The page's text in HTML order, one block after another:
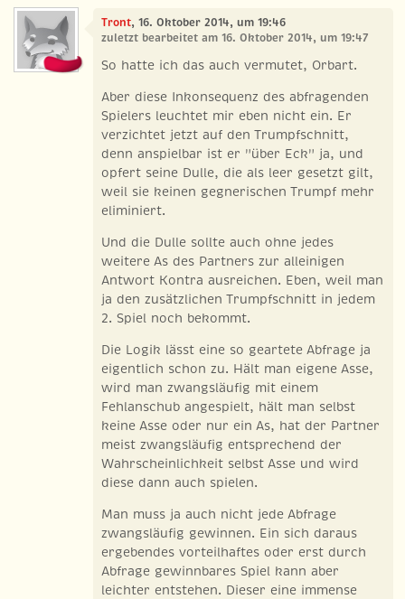
Tront, 16. Oktober 2014, um 19:46
zuletzt bearbeitet am 16. Oktober 2014, um 19:47
So hatte ich das auch vermutet, Orbart.
Aber diese Inkonsequenz des abfragenden
Spielers leuchtet mir eben nicht ein. Er
verzichtet jetzt auf den Trumpfschnitt,
denn anspielbar ist er "über Eck" ja, und
opfert seine Dulle, die als leer gesetzt gilt,
weil sie keinen gegnerischen Trumpf mehr
eliminiert.
Und die Dulle sollte auch ohne jedes
weitere As des Partners zur alleinigen
Antwort Kontra ausreichen. Eben, weil man
ja den zusätzlichen Trumpfschnitt in jedem
2. Spiel noch bekommt.
Die Logik lässt eine so geartete Abfrage ja
eigentlich schon zu. Hält man eigene Asse,
wird man zwangsläufig mit einem
Fehlanschub angespielt, hält man selbst
keine Asse oder nur ein As, hat der Partner
meist zwangsläufig entsprechend der
Wahrscheinlichkeit selbst Asse und wird
diese dann auch spielen.
Man muss ja auch nicht jede Abfrage
zwangsläufig gewinnen. Ein sich daraus
ergebendes vorteilhaftes oder erst durch
Abfrage gewinnbares Spiel kann aber
leichter entstehen. Dieser eine immense